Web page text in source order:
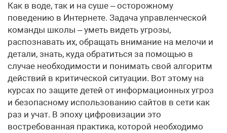
Как в воде, так и на суше – осторожному
поведению в Интернете. Задача управленческой
команды школы – уметь видеть угрозы,
распознавать их, обращать внимание на мелочи и
детали, знать, куда обратиться за помощью в
случае необходимости и понимать свой алгоритм
действий в критической ситуации. Вот этому на
курсах по защите детей от информационных угроз
и безопасному использованию сайтов в сети как
раз и учат. В эпоху цифровизации это
востребованная практика, которой необходимо